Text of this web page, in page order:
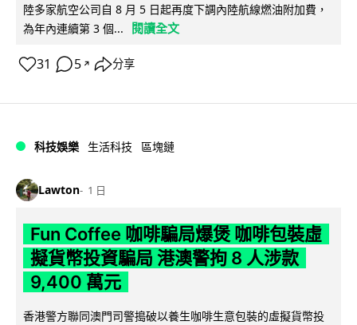
陸多家航空公司自 8 月 5 日起再度下調內陸航線燃油附加費，
為年內連續第 3 個...
閱讀全文
31 5 ↗ 分享
科技娛樂 生活科技 區塊鏈
Lawton 1 日
Fun Coffee 咖啡騙局爆煲 咖啡包裝虛
擬貨幣投資騙局 港澳警拘 8 人涉款
9,400 萬元
香港警方聯同澳門司警搗破以養生咖啡生意包裝的虛擬貨幣投